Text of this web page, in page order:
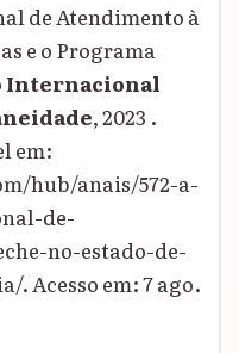
de Atendimento à
e o Programa
Internacional
, 2023 .
em:
hub/anais/572-a-
de-
no-estado-de-
Acesso em: 7 ago.